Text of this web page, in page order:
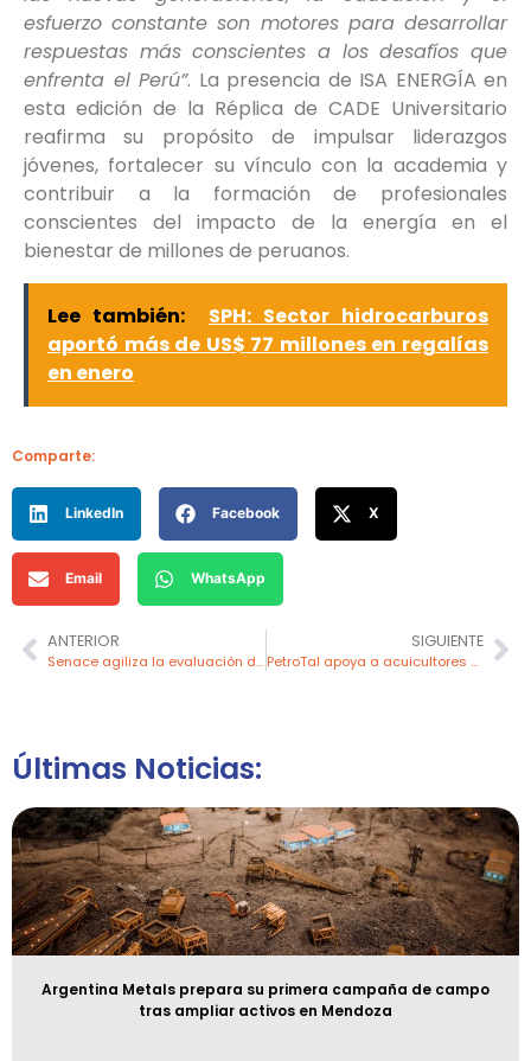
esfuerzo constante son motores para desarrollar
respuestas más conscientes a los desafíos que
enfrenta el Perú”. La presencia de ISA ENERGÍA en
esta edición de la Réplica de CADE Universitario
reafirma su propósito de impulsar liderazgos
jóvenes, fortalecer su vínculo con la academia y
contribuir a la formación de profesionales
conscientes del impacto de la energía en el
bienestar de millones de peruanos.
Lee también:
SPH: Sector hidrocarburos
aportó más de US$ 77 millones en regalías
en enero
Comparte:
LinkedIn Facebook X
Email WhatsApp
ANTERIOR
Senace agiliza la evaluación de Informes Técnicos Sustentatorios en minería
SIGUIENTE
PetroTal apoya a acuicultores de Puinahua en la comercialización de paiche
Últimas Noticias:
Argentina Metals prepara su primera campaña de campo
tras ampliar activos en Mendoza